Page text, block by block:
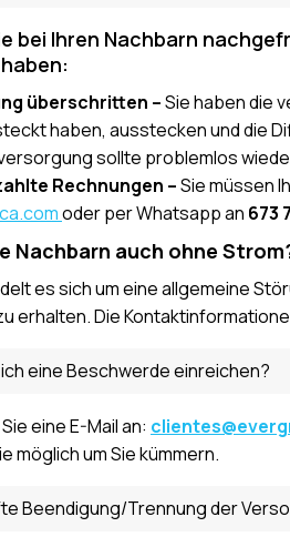
bei Ihren Nachbarn
überschritten –Sie haben die
haben, ausstecken und die
sollte problemlos
Rechnungen –Sie müssen
oder per Whatsapp an 673
Nachbarn auch ohne
es sich um eine allgemeine
erhalten. Die
eine Beschwerde einreichen?
eine E-Mail an:
möglich um Sie kümmern.
Beendigung/Trennung der